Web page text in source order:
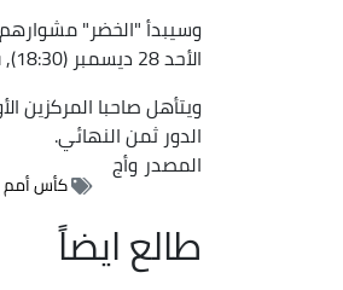
الأحد 28 ديسمبر (18:30), فغينيا الاستوائية يوم الأربعاء 31 ديسمبر (17:00).
ويتأهل صاحبا المركزين
الدور ثمن النهائي.
المصدر وأج
كأس أمم
طالع ايضاً